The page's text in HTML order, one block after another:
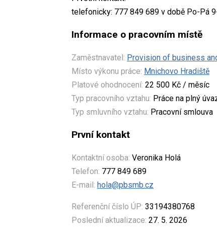
telefonicky: 777 849 689 v době Po-Pá
Informace o pracovním místě
Zaměstnavatel: Provision of business
Místo výkonu práce: Mnichovo Hradiště
Platové ohodnocení: 22 500 Kč / měsíc
Typ pracovního vztahu: Práce na plný
Typ smluvního vztahu: Pracovní smlouva
První kontakt
Kontaktní osoba: Veronika Holá
Telefon: 777 849 689
E-mail: hola@pbsmb.cz
Referenční číslo ÚP: 33194380768
Poslední aktualizace: 27. 5. 2026